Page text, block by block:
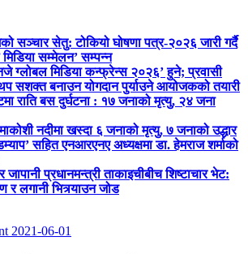
सञ्चार सेतु: टोकियो घोषणा पत्र-२०२६ जारी गर्दै
सम्मेलन’ सम्पन्न
ग्लोबल मिडिया कन्फ्रेन्स २०२६’ हुने; प्रवासी
सशक्त बनाउन योगदान पुर्याउने आयोजकको तयारी
राति बस दुर्घटना : १७ जनाको मृत्यु, २४ जना
नदीमा खस्दा ६ जनाको मृत्यु, ७ जनाको उद्धार
सहित एनआरएनए अध्यक्षमा डा. हेमराज शर्माको
जापानी प्रधानमन्त्री ताकाइचीबीच शिष्टाचार भेट:
र लगानी भित्र्याउन जोड